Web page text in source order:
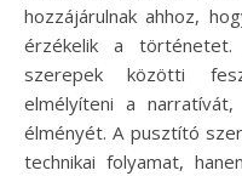
hozzájárulnak ahhoz,
érzékelik a
szerepek közötti
elmélyíteni a
élményét. A pusztító
technikai folyamat,